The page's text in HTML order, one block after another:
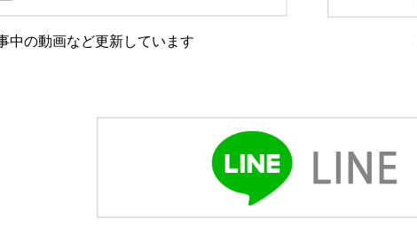
中の動画など更新しています